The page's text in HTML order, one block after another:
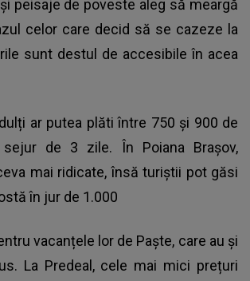
peisaje de poveste aleg să meargă
celor care decid să se cazeze la
sunt destul de accesibile în acea
ar putea plăti între 750 și 900 de
de 3 zile. În Poiana Brașov,
mai ridicate, însă turiștii pot găsi
în jur de 1.000
vacanțele lor de Paște, care au și
La Predeal, cele mai mici prețuri